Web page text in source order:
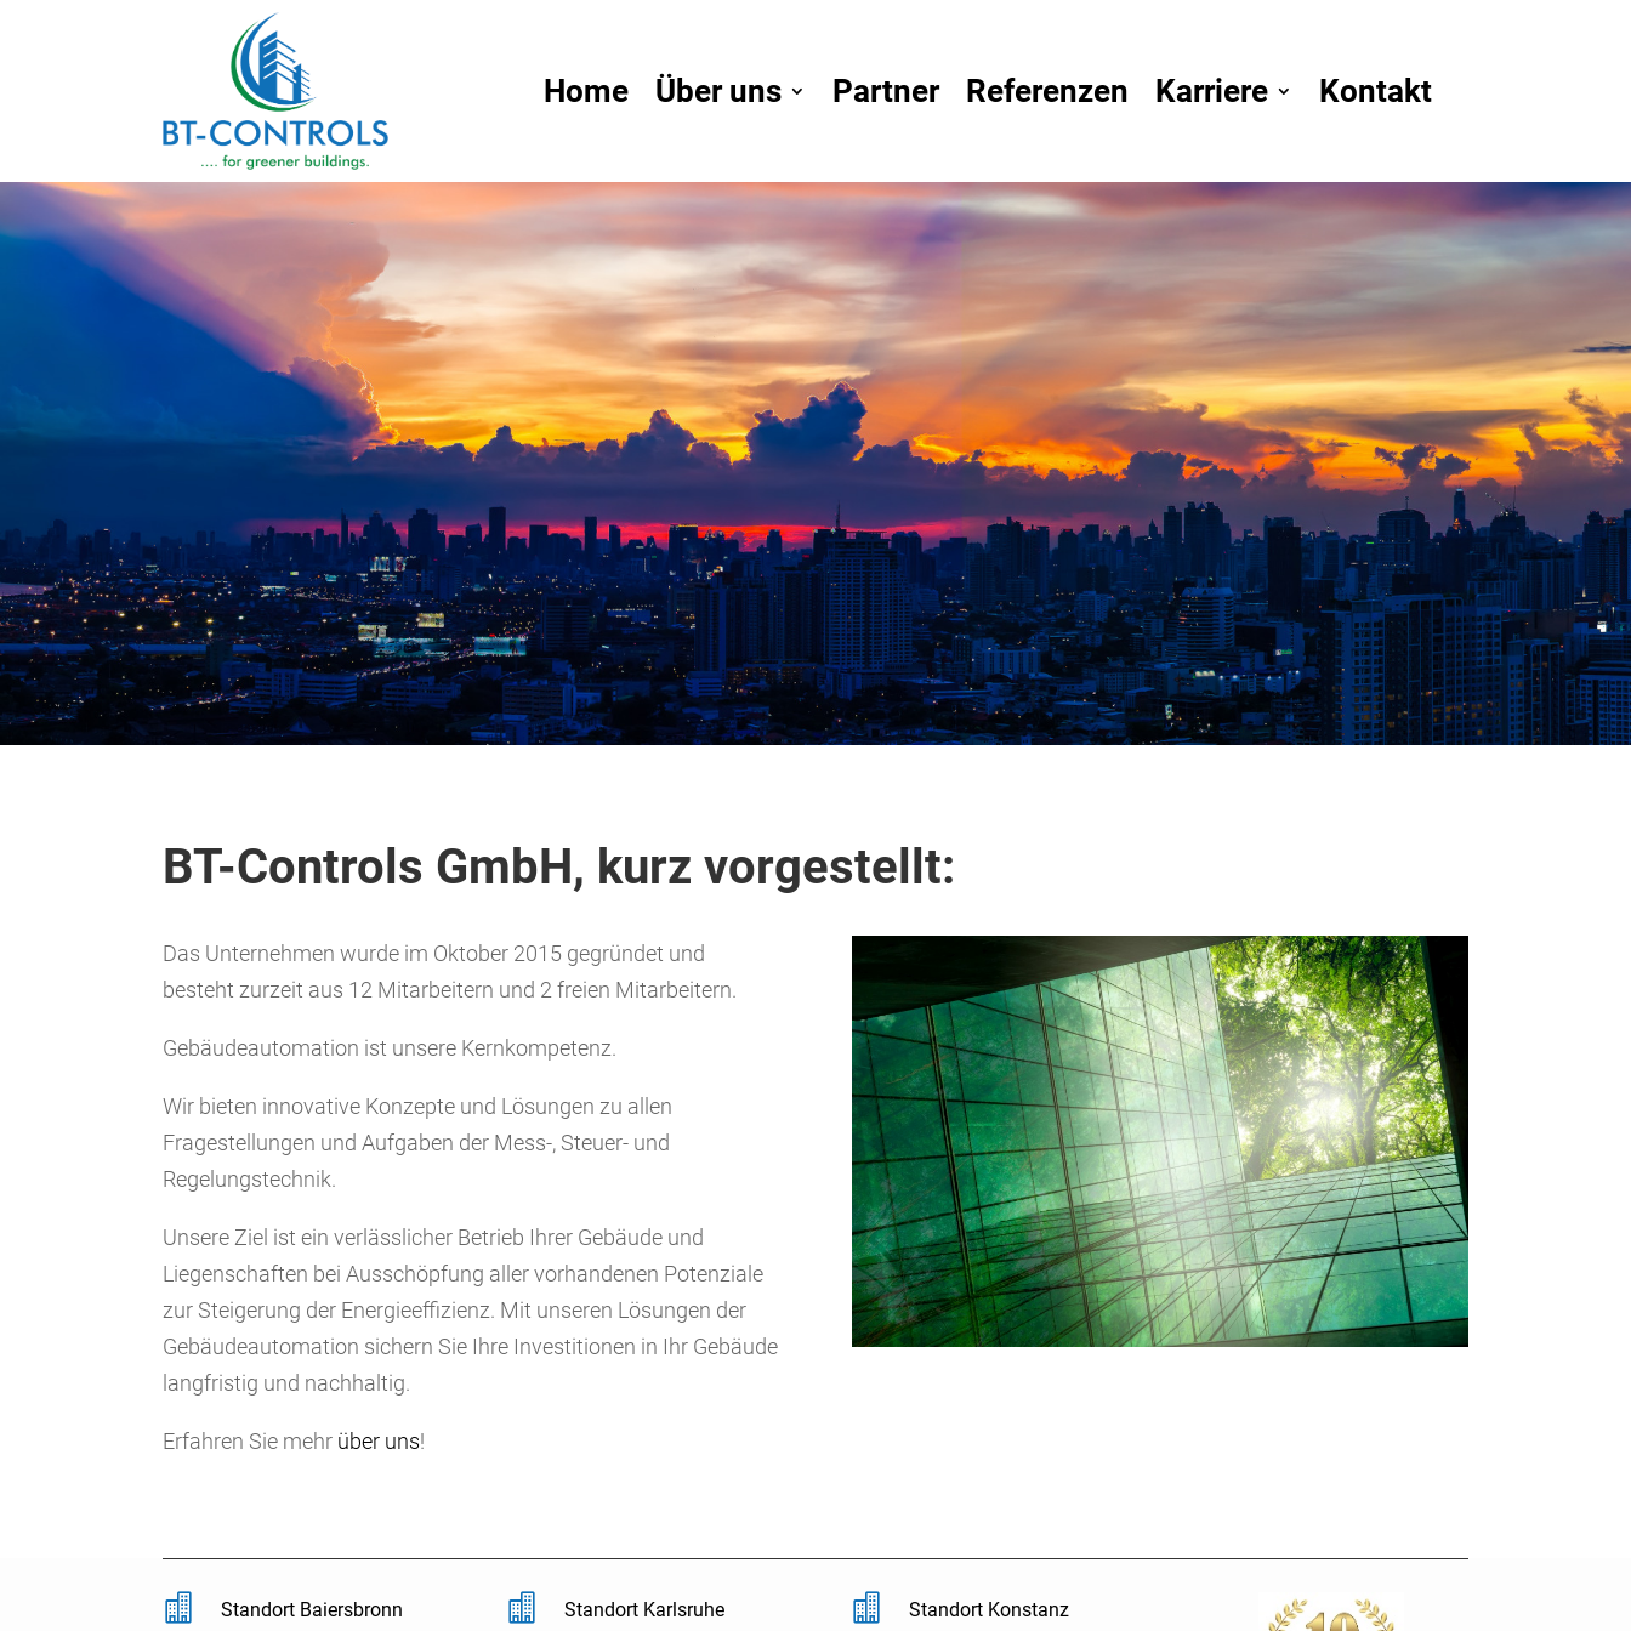
Home Über uns Partner Referenzen Karriere Kontakt
BT-Controls GmbH, kurz vorgestellt:
Das Unternehmen wurde im Oktober 2015 gegründet und
besteht zurzeit aus 12 Mitarbeitern und 2 freien Mitarbeitern.
Gebäudeautomation ist unsere Kernkompetenz.
Wir bieten innovative Konzepte und Lösungen zu allen
Fragestellungen und Aufgaben der Mess-, Steuer- und
Regelungstechnik.
Unsere Ziel ist ein verlässlicher Betrieb Ihrer Gebäude und
Liegenschaften bei Ausschöpfung aller vorhandenen Potenziale
zur Steigerung der Energieeffizienz. Mit unseren Lösungen der
Gebäudeautomation sichern Sie Ihre Investitionen in Ihr Gebäude
langfristig und nachhaltig.
Erfahren Sie mehr über uns!
 Standort Baiersbronn  Standort Karlsruhe  Standort Konstanz